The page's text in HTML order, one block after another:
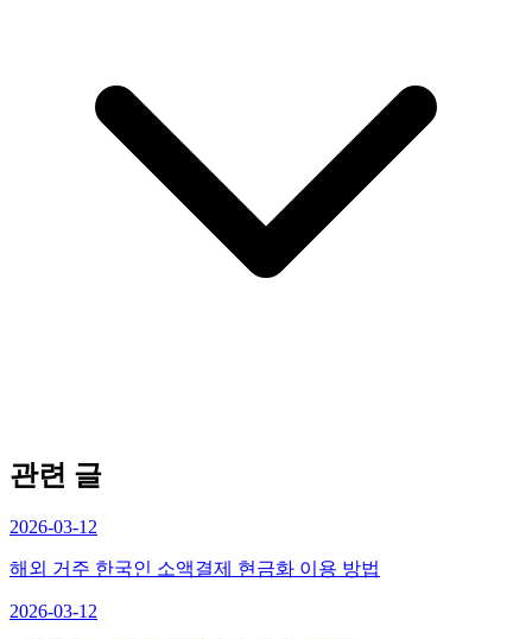
관련 글
2026-03-12
해외 거주 한국인 소액결제 현금화 이용 방법
2026-03-12